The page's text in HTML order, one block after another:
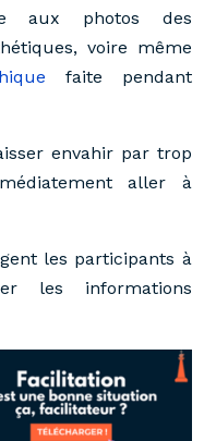
aux photos des
voire même
faite pendant
envahir par trop
aller à
les participants à
les informations